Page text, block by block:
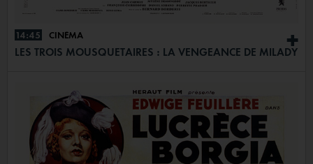
+
14:45 CINÉMA
LES TROIS MOUSQUETAIRES : LA VENGEANCE DE MILADY